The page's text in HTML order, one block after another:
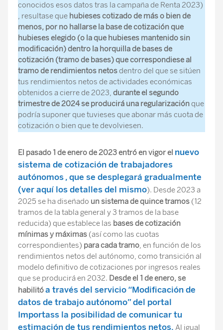
conocidos esos datos tras la campaña de Renta 2023)
, resultase que hubieses cotizado de más o bien de
menos, por no hallarse la base de cotización que
hubieses elegido (o la que hubieses mantenido sin
modificación) dentro la horquilla de bases de
cotización (tramo de bases) que correspondiese al
tramo de rendimientos netosdentro del que se sitúen
tus rendimientos netos de actividades económicas
obtenidos a cierre de 2023, durante el segundo
trimestre de 2024 se producirá una regularizaciónque
podría suponer que tuvieses que abonar más cuota de
cotización o bien que te devolviesen.
El pasado 1 de enero de 2023 entró en vigor el nuevo
sistema de cotización de trabajadores
autónomos , que se desplegará gradualmente
(ver aquí los detalles del mismo). Desde 2023 a
2025 se ha diseñado un sistema de quince tramos (12
tramos de la tabla general y 3 tramos de la base
reducida) que establece las bases de cotización
mínimas y máximas (así como las cuotas
correspondientes) para cada tramo, en función de los
rendimientos netos del autónomo, como transición al
modelo definitivo de cotizaciones por ingresos reales
que se producirá en 2032. Desde el 1 de enero, se
habilitóa través del servicio “Modificación de
datos de trabajo autónomo” del portal
Importass la posibilidad de comunicar tu
estimación de tus rendimientos netos. Al igual